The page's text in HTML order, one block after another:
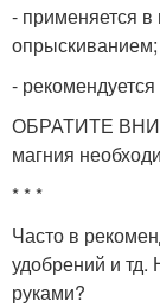
- применяется в
опрыскиванием;
-
ОБРАТИТЕ
магния
* * *
Часто в
удобрений и тд.
руками?